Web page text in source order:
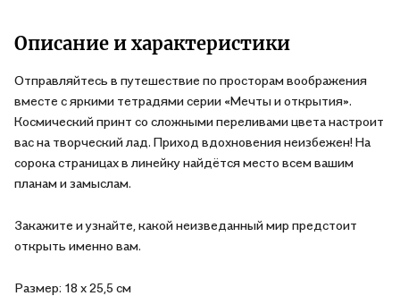
Описание и характеристики
Отправляйтесь в путешествие по просторам воображения
вместе с яркими тетрадями серии «Мечты и открытия».
Космический принт со сложными переливами цвета настроит
вас на творческий лад. Приход вдохновения неизбежен! На
сорока страницах в линейку найдётся место всем вашим
планам и замыслам.
Закажите и узнайте, какой неизведанный мир предстоит
открыть именно вам.
Размер: 18 х 25,5 см